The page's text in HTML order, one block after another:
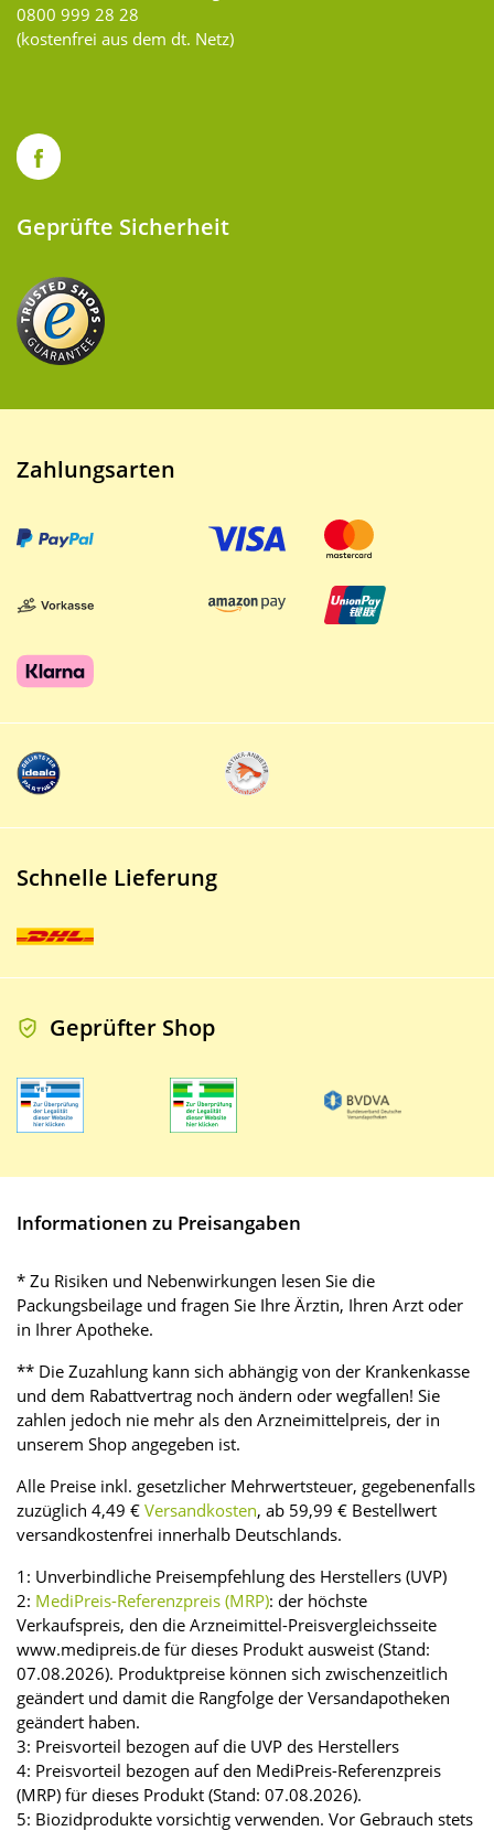
0800 999 28 28
(kostenfrei aus dem dt. Netz)
Geprüfte Sicherheit
Zahlungsarten
Schnelle Lieferung
Geprüfter Shop
Informationen zu Preisangaben
* Zu Risiken und Nebenwirkungen lesen Sie die
Packungsbeilage und fragen Sie Ihre Ärztin, Ihren Arzt oder
in Ihrer Apotheke.
** Die Zuzahlung kann sich abhängig von der Krankenkasse
und dem Rabattvertrag noch ändern oder wegfallen! Sie
zahlen jedoch nie mehr als den Arzneimittelpreis, der in
unserem Shop angegeben ist.
Alle Preise inkl. gesetzlicher Mehrwertsteuer, gegebenenfalls
zuzüglich 4,49 € Versandkosten, ab 59,99 € Bestellwert
versandkostenfrei innerhalb Deutschlands.
1: Unverbindliche Preisempfehlung des Herstellers (UVP)
2: MediPreis-Referenzpreis (MRP): der höchste
Verkaufspreis, den die Arzneimittel-Preisvergleichsseite
www.medipreis.de für dieses Produkt ausweist (Stand:
07.08.2026). Produktpreise können sich zwischenzeitlich
geändert und damit die Rangfolge der Versandapotheken
geändert haben.
3: Preisvorteil bezogen auf die UVP des Herstellers
4: Preisvorteil bezogen auf den MediPreis-Referenzpreis
(MRP) für dieses Produkt (Stand: 07.08.2026).
5: Biozidprodukte vorsichtig verwenden. Vor Gebrauch stets